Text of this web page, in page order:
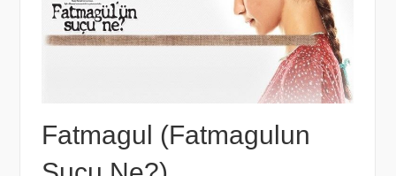
Fatmagul (Fatmagulun